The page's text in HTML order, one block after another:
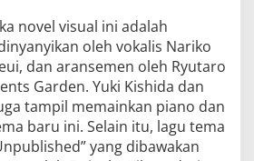
novel visual ini adalah
oleh vokalis Nariko
dan aransemen oleh Ryutaro
Garden. Yuki Kishida dan
tampil memainkan piano dan
baru ini. Selain itu, lagu tema
yang dibawakan